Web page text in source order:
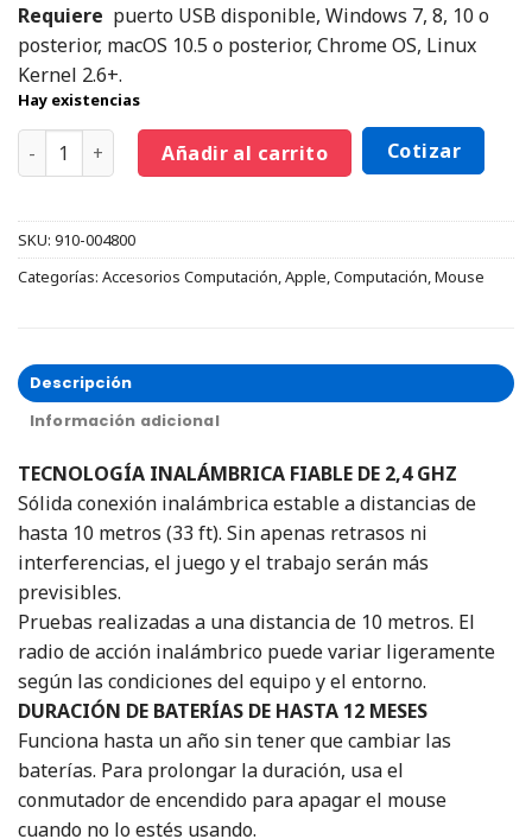
Requiere puerto USB disponible, Windows 7, 8, 10 o
posterior, macOS 10.5 o posterior, Chrome OS, Linux
Kernel 2.6+.
Hay existencias
Añadir al carrito Cotizar
SKU: 910-004800
Categorías: Accesorios Computación,Apple,Computación,Mouse
Descripción
Información adicional
TECNOLOGÍA INALÁMBRICA FIABLE DE 2,4 GHZ
Sólida conexión inalámbrica estable a distancias de
hasta 10 metros (33 ft). Sin apenas retrasos ni
interferencias, el juego y el trabajo serán más
previsibles.
Pruebas realizadas a una distancia de 10 metros. El
radio de acción inalámbrico puede variar ligeramente
según las condiciones del equipo y el entorno.
DURACIÓN DE BATERÍAS DE HASTA 12 MESES
Funciona hasta un año sin tener que cambiar las
baterías. Para prolongar la duración, usa el
conmutador de encendido para apagar el mouse
cuando no lo estés usando.